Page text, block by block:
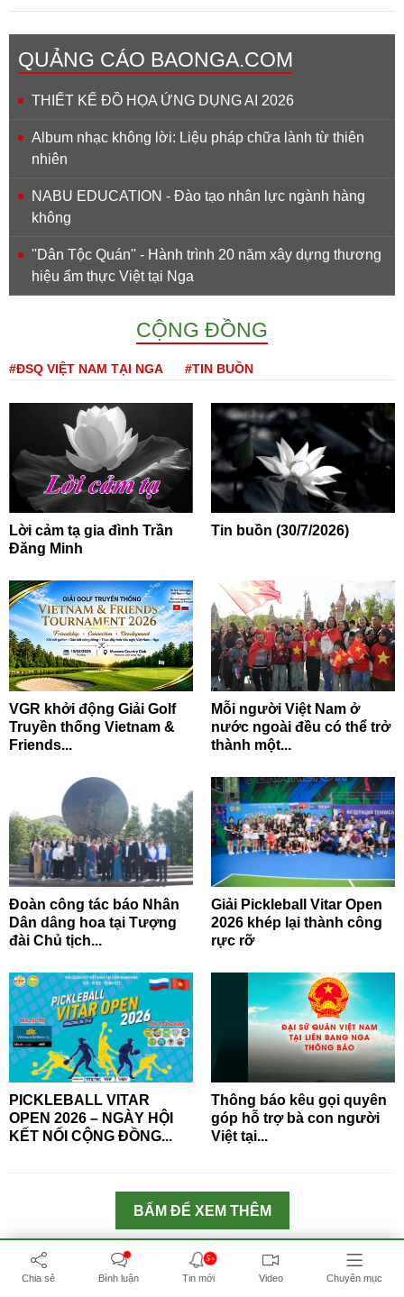
QUẢNG CÁO BAONGA.COM
THIẾT KẾ ĐỒ HỌA ỨNG DỤNG AI 2026
Album nhạc không lời: Liệu pháp chữa lành từ thiên
nhiên
NABU EDUCATION - Đào tạo nhân lực ngành hàng
không
''Dân Tộc Quán'' - Hành trình 20 năm xây dựng thương
hiệu ẩm thực Việt tại Nga
CỘNG ĐỒNG
#ĐSQ VIỆT NAM TẠI NGA #TIN BUỒN
Lời cảm tạ gia đình Trần
Đăng Minh
Tin buồn (30/7/2026)
VGR khởi động Giải Golf
Truyền thống Vietnam &
Friends...
Mỗi người Việt Nam ở
nước ngoài đều có thể trở
thành một...
Đoàn công tác báo Nhân
Dân dâng hoa tại Tượng
đài Chủ tịch...
Giải Pickleball Vitar Open
2026 khép lại thành công
rực rỡ
PICKLEBALL VITAR
OPEN 2026 – NGÀY HỘI
KẾT NỐI CỘNG ĐỒNG...
Thông báo kêu gọi quyên
góp hỗ trợ bà con người
Việt tại...
BẤM ĐỂ XEM THÊM
THỜI SỰ
Chia sẻ Bình luận
5+
Tin mới Video Chuyên mục